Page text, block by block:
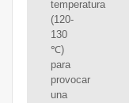
temperatura
(120-
130
℃)
para
provocar
una